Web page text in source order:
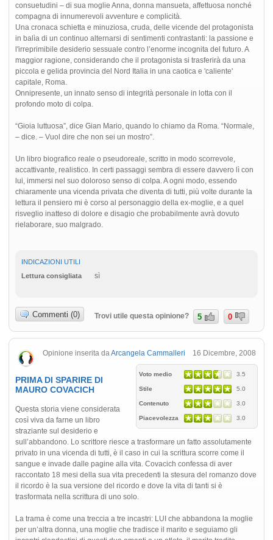
consuetudini – di sua moglie Anna, donna mansueta, affettuosa nonché
compagna di innumerevoli avventure e complicità.
Una cronaca schietta e minuziosa, cruda, delle vicende del protagonista
in balìa di un continuo alternarsi di sentimenti contrastanti: la passione e
l'irreprimibile desiderio sessuale contro l’enorme incognita del futuro. A
maggior ragione, considerando che il protagonista si trasferirà da una
piccola e gelida provincia del Nord Italia in una caotica e 'caliente'
capitale, Roma.
Onnipresente, un innato senso di integrità personale in lotta con il
profondo moto di colpa.
“Gioia luttuosa”, dice Gian Mario, quando lo chiamo da Roma. “Normale,
– dice. – Vuol dire che non sei un mostro”.
Un libro biografico reale o pseudoreale, scritto in modo scorrevole,
accattivante, realistico. In certi passaggi sembra di essere davvero lì con
lui, immersi nel suo doloroso senso di colpa. A ogni modo, essendo
chiaramente una vicenda privata che diventa di tutti, più volte durante la
lettura il pensiero mi è corso al personaggio della ex-moglie, e a quel
risveglio inatteso di dolore e disagio che probabilmente avrà dovuto
rielaborare, suo malgrado.
INDICAZIONI UTILI
Lettura consigliata
sì
Commenti (0) Trovi utile questa opinione? 5 0
Opinione inserita da Arcangela Cammalleri 16 Dicembre, 2008
Voto medio 3.5
Stile 5.0
Contenuto 3.0
Piacevolezza 3.0
PRIMA DI SPARIRE DI
MAURO COVACICH
Questa storia viene considerata
così viva da farne un libro
straziante sul desiderio e
sull’abbandono. Lo scrittore riesce a trasformare un fatto assolutamente
privato in una vicenda di tutti, è il caso in cui la scrittura scorre come il
sangue e invade dalle pagine alla vita. Covacich confessa di aver
raccontato 18 mesi della sua vita precedenti la stesura del romanzo dove
il ricordo è la sua versione del ricordo e dove la vita di tanti si è
trasformata nella scrittura di uno solo.
La trama è come una treccia a tre incastri: LUI che abbandona la moglie
per un’altra donna, una moglie che tradisce il marito e seguiamo gli